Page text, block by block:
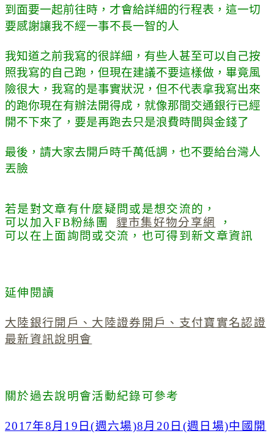
到面要一起前往時，才會給詳細的行程表，這一切
要感謝讓我不經一事不長一智的人
我知道之前我寫的很詳細，有些人甚至可以自己按
照我寫的自己跑，但現在建議不要這樣做，畢竟風
險很大，我寫的是事實狀況，但不代表拿我寫出來
的跑你現在有辦法開得成，就像那間交通銀行已經
開不下來了，要是再跑去只是浪費時間與金錢了
最後，請大家去開戶時千萬低調，也不要給台灣人
丟臉
若是對文章有什麼疑問或是想交流的，
可以加入FB粉絲團 貍市集好物分享網
，
可以在上面詢問或交流，也可得到新文章資訊
延伸閱讀
大陸銀行開戶、大陸證券開戶、支付寶實名認證
最新資訊說明會
關於過去說明會活動紀錄可參考
2017年8月19日(週六場)8月20日(週日場)中國開